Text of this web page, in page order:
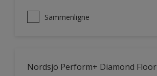
Sammenligne
Nordsjö Perform+ Diamond Floor